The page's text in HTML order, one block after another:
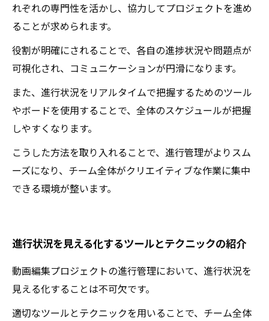
れぞれの専門性を活かし、協力してプロジェクトを進め
ることが求められます。
役割が明確にされることで、各自の進捗状況や問題点が
可視化され、コミュニケーションが円滑になります。
また、進行状況をリアルタイムで把握するためのツール
やボードを使用することで、全体のスケジュールが把握
しやすくなります。
こうした方法を取り入れることで、進行管理がよりスム
ーズになり、チーム全体がクリエイティブな作業に集中
できる環境が整います。
進行状況を見える化するツールとテクニックの紹介
動画編集プロジェクトの進行管理において、進行状況を
見える化することは不可欠です。
適切なツールとテクニックを用いることで、チーム全体